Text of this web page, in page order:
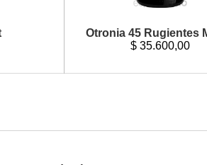
Otronia 45 Rugientes
$ 35.600,00